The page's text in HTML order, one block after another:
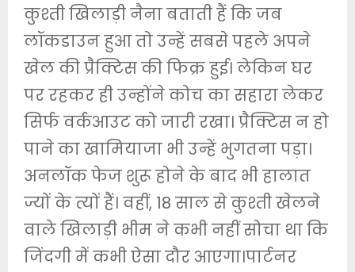
कुश्ती खिलाड़ी नैना बताती हैं कि जब
लॉकडाउन हुआ तो उन्हें सबसे पहले अपने
खेल की प्रैक्टिस की फिक्र हुई। लेकिन घर
पर रहकर ही उन्होंने कोच का सहारा लेकर
सिर्फ वर्कआउट को जारी रखा। प्रैक्टिस न हो
पाने का खामियाजा भी उन्हें भुगतना पड़ा।
अनलॉक फेज शुरू होने के बाद भी हालात
ज्यों के त्यों हैं। वहीं, 18 साल से कुश्ती खेलने
वाले खिलाड़ी भीम ने कभी नहीं सोचा था कि
जिंदगी में कभी ऐसा दौर आएगा।पार्टनर